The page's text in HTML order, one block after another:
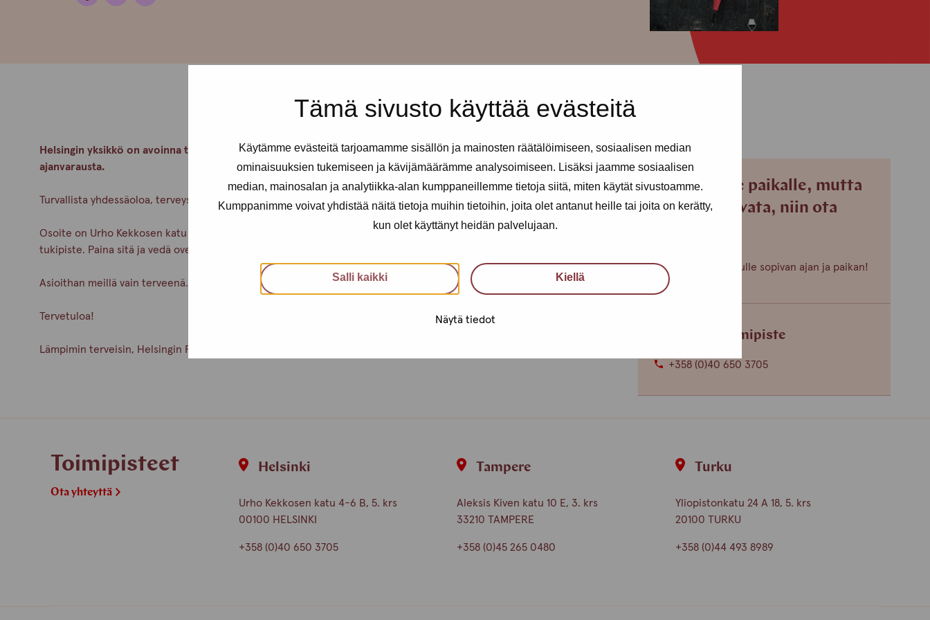
Tämä sivusto käyttää evästeitä
Käytämme evästeitä tarjoamamme sisällön ja mainosten räätälöimiseen, sosiaalisen median
ominaisuuksien tukemiseen ja kävijämäärämme analysoimiseen. Lisäksi jaamme sosiaalisen
median, mainosalan ja analytiikka-alan kumppaneillemme tietoja siitä, miten käytät sivustoamme.
Kumppanimme voivat yhdistää näitä tietoja muihin tietoihin, joita olet antanut heille tai joita on kerätty,
kun olet käyttänyt heidän palvelujaan.
Salli kaikki Kiellä
Näytä tiedot
Helsingin yksikkö on avoinna tiistaisin klo 14-18 ja torstaisin klo 12-16 ilman
ajanvarausta.
Turvallista yhdessäoloa, terveyspalveluita, tukea ja keskusteluapua.
Osoite on Urho Kekkosen katu 4-6 B, 5krs. Alaovella on summeri, jossa lukee Pro-
tukipiste. Paina sitä ja vedä ovenkahvasta.
Asioithan meillä vain terveenä. Pidetään huolta itsestämme ja toisistamme!
Tervetuloa!
Lämpimin terveisin, Helsingin Pro-tukipisteen henkilökunta
Jos et pääse paikalle, mutta
haluaisit tavata, niin ota
Voimme sopia sinulle sopivan ajan ja paikan!
Helsingin toimipiste
+358 (0)40 650 3705
Toimipisteet
Ota yhteyttä
Helsinki
Urho Kekkosen katu 4-6 B, 5. krs
00100 HELSINKI
+358 (0)40 650 3705
Tampere
Aleksis Kiven katu 10 E, 3. krs
33210 TAMPERE
+358 (0)45 265 0480
Turku
Yliopistonkatu 24 A 18, 5. krs
20100 TURKU
+358 (0)44 493 8989